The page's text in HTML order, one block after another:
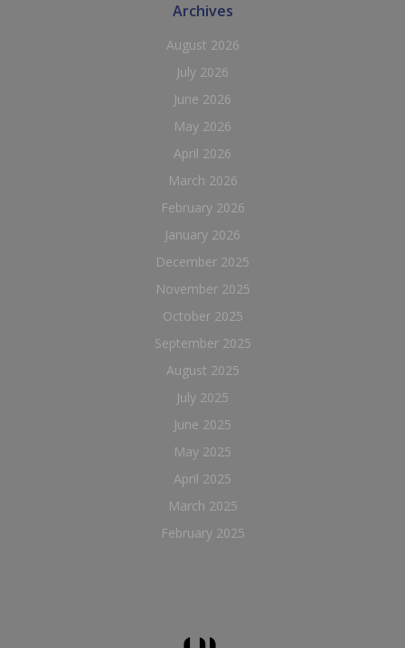
Archives
August 2026
July 2026
June 2026
May 2026
April 2026
March 2026
February 2026
January 2026
December 2025
November 2025
October 2025
September 2025
August 2025
July 2025
June 2025
May 2025
April 2025
March 2025
February 2025